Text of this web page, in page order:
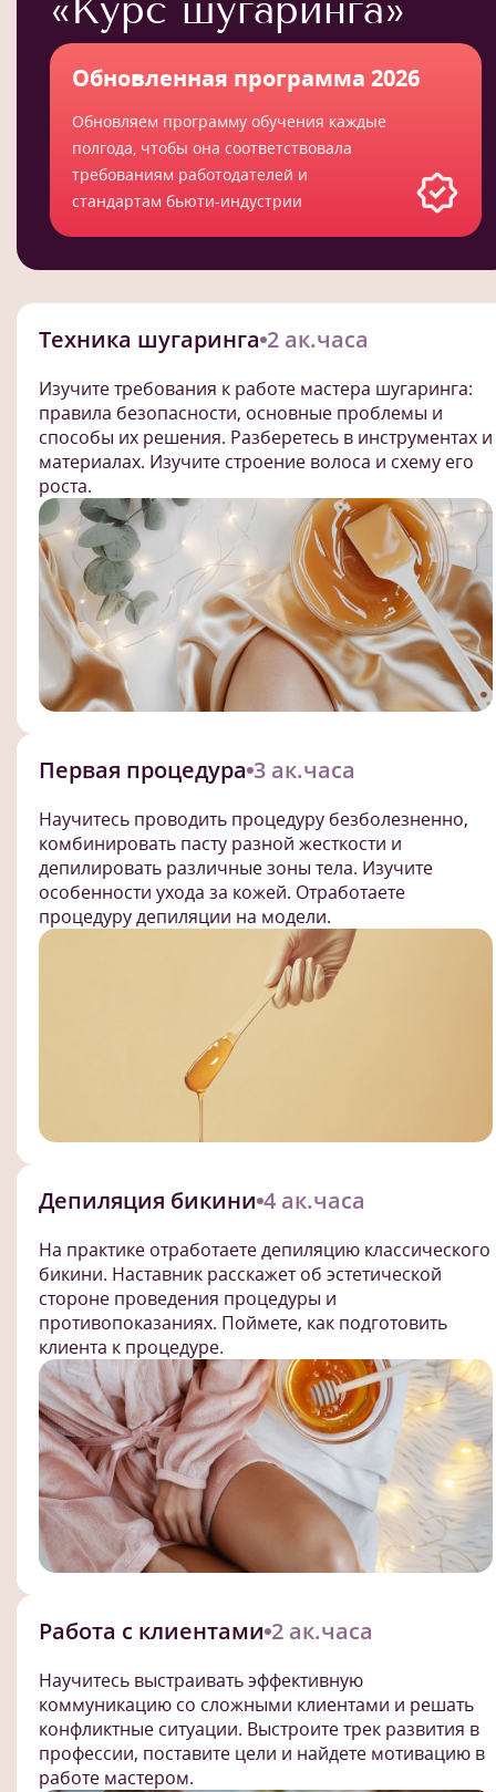
Обновленная программа 2026
Обновляем программу обучения каждые
полгода, чтобы она соответствовала
требованиям работодателей и
стандартам бьюти-индустрии
Техника шугаринга 2 ак.часа
Изучите требования к работе мастера шугаринга:
правила безопасности, основные проблемы и
способы их решения. Разберетесь в инструментах и
материалах. Изучите строение волоса и схему его
роста.
Первая процедура 3 ак.часа
Научитесь проводить процедуру безболезненно,
комбинировать пасту разной жесткости и
депилировать различные зоны тела. Изучите
особенности ухода за кожей. Отработаете
процедуру депиляции на модели.
Депиляция бикини 4 ак.часа
На практике отработаете депиляцию классического
бикини. Наставник расскажет об эстетической
стороне проведения процедуры и
противопоказаниях. Поймете, как подготовить
клиента к процедуре.
Работа с клиентами 2 ак.часа
Научитесь выстраивать эффективную
коммуникацию со сложными клиентами и решать
конфликтные ситуации. Выстроите трек развития в
профессии, поставите цели и найдете мотивацию в
работе мастером.